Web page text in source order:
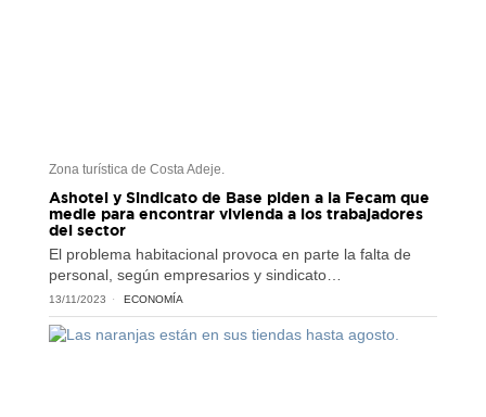
Zona turística de Costa Adeje.
Ashotel y Sindicato de Base piden a la Fecam que
medie para encontrar vivienda a los trabajadores
del sector
El problema habitacional provoca en parte la falta de
personal, según empresarios y sindicato…
13/11/2023 ECONOMÍA